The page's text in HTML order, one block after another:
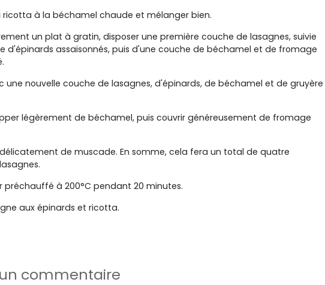
ricotta à la béchamel chaude et mélanger bien.
un plat à gratin, disposer une première couche de lasagnes, suivie
d'épinards assaisonnés, puis d'une couche de béchamel et de fromage
une nouvelle couche de lasagnes, d'épinards, de béchamel et de gruyère
légèrement de béchamel, puis couvrir généreusement de fromage
de muscade. En somme, cela fera un total de quatre
préchauffé à 200°C pendant 20 minutes.
aux épinards et ricotta.
commentaire